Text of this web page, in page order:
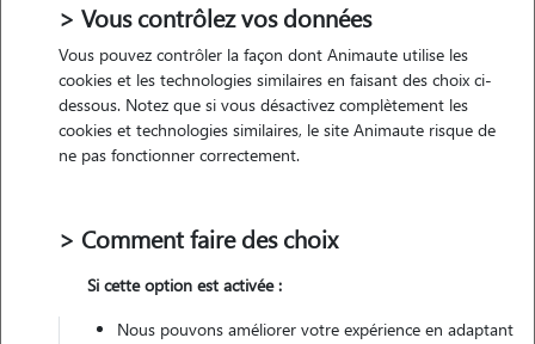
• 21 ans
Garde
chez le Pet Sitter
Non véhiculé
> Vous contrôlez vos données
Vous pouvez contrôler la façon dont Animaute utilise les
cookies et les technologies similaires en faisant des choix ci-
dessous. Notez que si vous désactivez complètement les
cookies et technologies similaires, le site Animaute risque de
ne pas fonctionner correctement.
> Comment faire des choix
Si cette option est activée :
Nous pouvons améliorer votre expérience en adaptant